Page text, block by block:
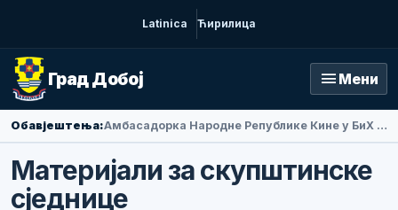
Latinica Ћирилица
Град Добој menu Мени
Обавјештења: Амбасадорка Народне Републике Кине у БиХ Ли Фан посјетила Добој
Материјали за скупштинске
сједнице